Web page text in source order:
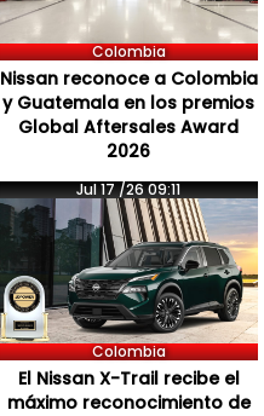
Colombia
Nissan reconoce a Colombia
y Guatemala en los premios
Global Aftersales Award
2026
Jul 17 /26 09:11
Colombia
El Nissan X-Trail recibe el
máximo reconocimiento de